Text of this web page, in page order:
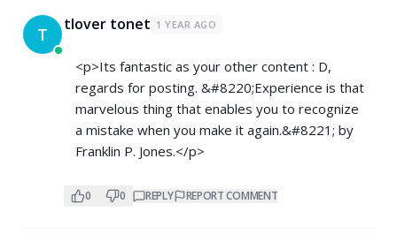
T tlover tonet 1 YEAR AGO
<p>Its fantastic as your other content : D,
regards for posting. &#8220;Experience is that
marvelous thing that enables you to recognize
a mistake when you make it again.&#8221; by
Franklin P. Jones.</p>
0 0 REPLY REPORT COMMENT